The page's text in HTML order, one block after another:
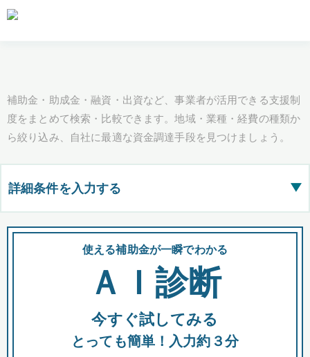
補助金・助成金・融資・出資など、事業者が活用できる支援制
度をまとめて検索・比較できます。地域・業種・経費の種類か
ら絞り込み、自社に最適な資金調達手段を見つけましょう。
詳細条件を入力する ▶
都道府県
全国の検索結果を含めて表示
助成金 融資 出資
使える補助金が一瞬でわかる
ＡＩ診断
今すぐ試してみる
とっても簡単！入力約３分